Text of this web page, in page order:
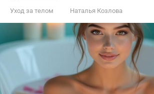
Уход за телом Наталья Козлова